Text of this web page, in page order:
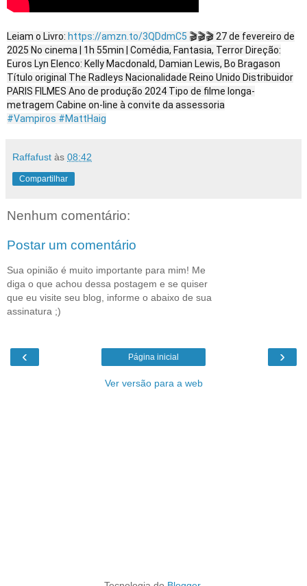
Leiam o Livro: https://amzn.to/3QDdmC5 🎬🎬🎬 27 de fevereiro de
2025 No cinema | 1h 55min | Comédia, Fantasia, Terror Direção:
Euros Lyn Elenco: Kelly Macdonald, Damian Lewis, Bo Bragason
Título original The Radleys Nacionalidade Reino Unido Distribuidor
PARIS FILMES Ano de produção 2024 Tipo de filme longa-
metragem Cabine on-line à convite da assessoria
#Vampiros #MattHaig
Raffafust às 08:42
Compartilhar
Nenhum comentário:
Postar um comentário
Sua opinião é muito importante para mim! Me
diga o que achou dessa postagem e se quiser
que eu visite seu blog, informe o abaixo de sua
assinatura ;)
‹ ›
Página inicial
Ver versão para a web